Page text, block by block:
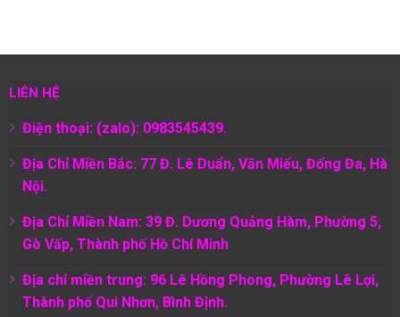
LIÊN HỆ
Điện thoại: (zalo): 0983545439.
Địa Chỉ Miền Bắc: 77 Đ. Lê Duẩn, Văn Miếu, Đống Đa, Hà
Nội.
Địa Chỉ Miền Nam: 39 Đ. Dương Quảng Hàm, Phường 5,
Gò Vấp, Thành phố Hồ Chí Minh
Địa chỉ miền trung: 96 Lê Hồng Phong, Phường Lê Lợi,
Thành phố Qui Nhơn, Bình Định.